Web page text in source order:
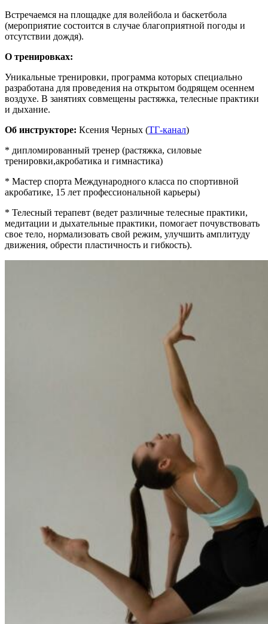
Встречаемся на площадке для волейбола и баскетбола
(мероприятие состоится в случае благоприятной погоды и
отсутствии дождя).
О тренировках:
Уникальные тренировки, программа которых специально
разработана для проведения на открытом бодрящем осеннем
воздухе. В занятиях совмещены растяжка, телесные практики
и дыхание.
Об инструкторе: Ксения Черных (ТГ-канал)
* дипломированный тренер (растяжка, силовые
тренировки,акробатика и гимнастика)
* Мастер спорта Международного класса по спортивной
акробатике, 15 лет профессиональной карьеры)
* Телесный терапевт (ведет различные телесные практики,
медитации и дыхательные практики, помогает почувствовать
свое тело, нормализовать свой режим, улучшить амплитуду
движения, обрести пластичность и гибкость).